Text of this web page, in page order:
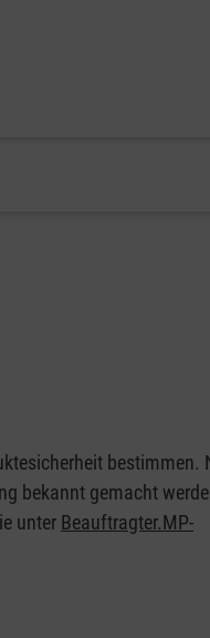
bestimmen.
bekannt gemacht
unter Beauftragter.MP-